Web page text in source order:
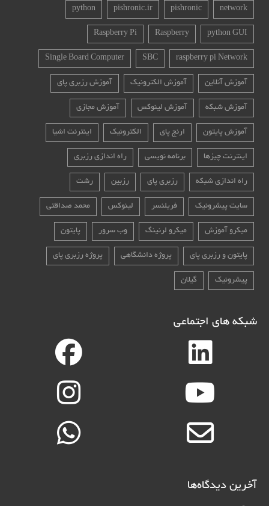
network
pishronic
pishronic.ir
python
python GUI
Raspberry
Raspberry Pi
raspberry pi Network
SBC
Single Board Computer
آموزش آنلاین آموزش الکترونیک آموزش رزبری پای
آموزش شبکه آموزش لینوکس آموزش مجازی
آموزش پایتون ارنج پای الکترونیک اینترنت اشیا
اینترنت چیزها برنامه نویسی راه اندازی رزبری
راه اندازی شبکه رزبری پای رزبین رشت
سایت پیشرونیک فریلنسر لینوکس محمد صداقتی
میکرو آموزش میکرو لرنینگ وب سرور پایتون
پایتون و رزبری پای پروژه دانشگاهی پروژه رزبری پای
پیشرونیک گیلان
شبکه های اجتماعی
آخرین دیدگاه‌ها